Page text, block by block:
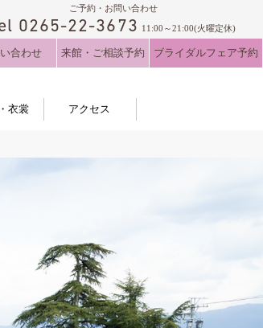
ご予約・お問い合わせ
0265-22-3673 11:00～21:00(火曜定休)
合わせ 来館・ご相談予約 ブライダルフェア予約
衣裳 アクセス